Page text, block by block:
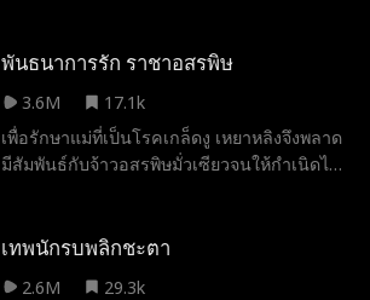
กวาดล้างทุกทิศทาง ให้คนไร้หัวใจทั้งหลายได้รู้
คร่ำครวญแทบขาดใจ
ถอดแบบตัวเองเปี๊ยบ เขาเลยต้องยอมจำนน คิด
พันธนาการรัก ราชาอสรพิษ
3.6M
17.1k
เพื่อรักษาแม่ที่เป็นโรคเกล็ดงู เหยาหลิงจึงพลาด
มีสัมพันธ์กับจ้าวอสรพิษมั่วเซียวจนให้กำเนิดไข่
ทันและพบว่านางคือธิดาผู้มีพระคุณ
เทพนักรบพลิกชะตา
2.6M
29.3k